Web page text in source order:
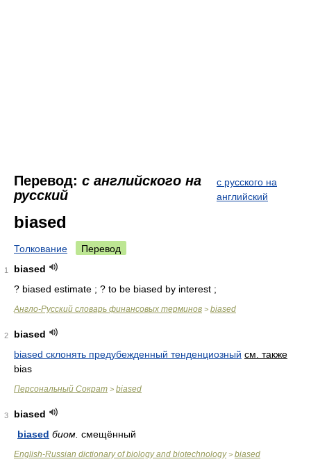
Перевод: с английского на
русский
с русского на
английский
biased
Толкование Перевод
1
biased
? biased estimate ; ? to be biased by interest ;
Англо-Русский словарь финансовых терминов > biased
2
biased
biased склонять предубежденный тенденциозный см. также
bias
Персональный Сократ > biased
3
biased
biased биом. смещённый
English-Russian dictionary of biology and biotechnology> biased